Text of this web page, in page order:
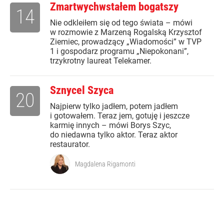
Zmartwychwstałem bogatszy
Nie odkleiłem się od tego świata – mówi
w rozmowie z Marzeną Rogalską Krzysztof
Ziemiec, prowadzący „Wiadomości” w TVP
1 i gospodarz programu „Niepokonani”,
trzykrotny laureat Telekamer.
14
Sznycel Szyca
Najpierw tylko jadłem, potem jadłem
i gotowałem. Teraz jem, gotuję i jeszcze
karmię innych – mówi Borys Szyc,
do niedawna tylko aktor. Teraz aktor
restaurator.
20
Magdalena Rigamonti